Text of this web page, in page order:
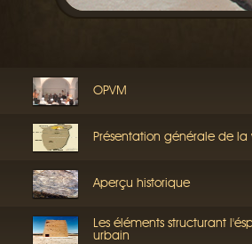
OPVM
Présentation générale de la
Aperçu historique
Les éléments structurant
urbain